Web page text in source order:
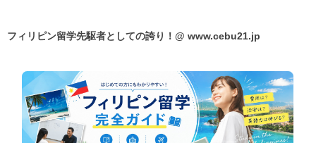
フィリピン留学先駆者としての誇り！@ www.cebu21.jp